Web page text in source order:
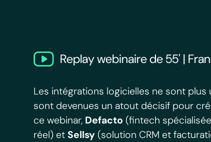
Replay webinaire de 55' |
Les intégrations logicielles ne sont plus
sont devenues un atout décisif pour
ce webinar, Defacto (fintech
réel) et Sellsy (solution CRM et